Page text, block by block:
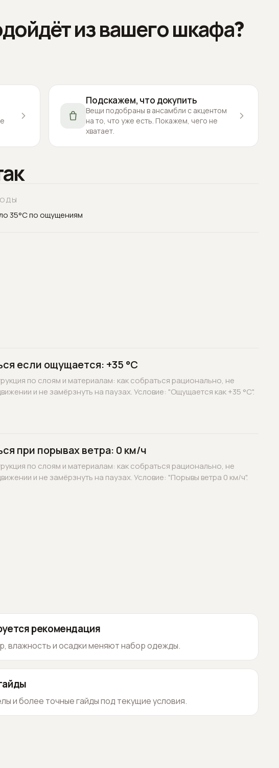
из вашего шкафа?
Подскажем, что докупить
Вещи подобраны в ансамбли с акцентом
на то, что уже есть. Покажем, чего не
хватает.
35°C по ощущениям
если ощущается: +35 °C
по слоям и материалам: как собраться рационально, не
и не замёрзнуть на паузах. Условие: "Ощущается как +35 °C".
при порывах ветра: 0 км/ч
по слоям и материалам: как собраться рационально, не
и не замёрзнуть на паузах. Условие: "Порывы ветра 0 км/ч".
рекомендация
влажность и осадки меняют набор одежды.
и более точные гайды под текущие условия.